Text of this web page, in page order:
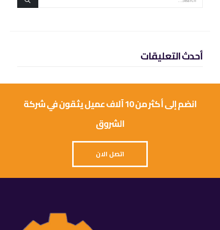
أحدث التعليقات
انضم إلى أكثر من 10 آلاف عميل يثقون في شركة
الشروق
اتصل الان